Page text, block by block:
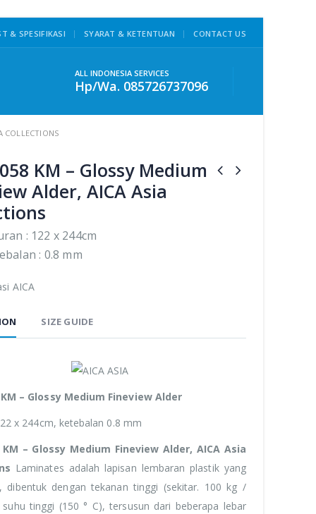
& SPESIFIKASI SYARAT & KETENTUAN CONTACT US
ALL INDONESIA SERVICES
Hp/Wa. 085726737096
COLLECTIONS
KM – Glossy Medium
Alder, AICA Asia
: 122 x 244cm
: 0.8 mm
SIZE GUIDE
KM – Glossy Medium Fineview Alder
x 244cm, ketebalan 0.8 mm
KM – Glossy Medium Fineview Alder, AICA Asia
Laminates adalah lapisan lembaran plastik yang
dibentuk dengan tekanan tinggi (sekitar. 100 kg /
tinggi (150 ° C), tersusun dari beberapa lebar